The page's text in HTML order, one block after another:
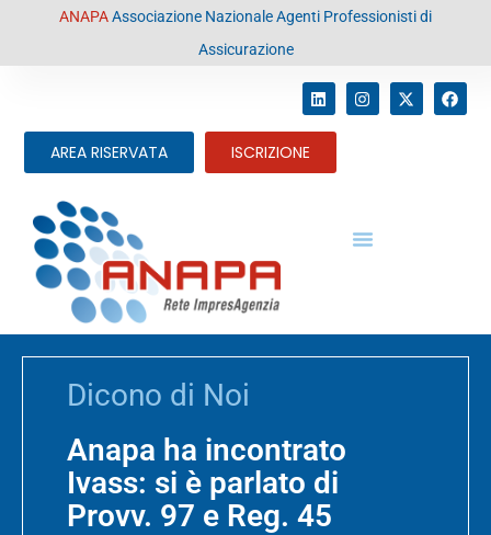
contenutoANAPAAssociazione Nazionale Agenti Professionisti di
Assicurazione
AREA RISERVATA ISCRIZIONE
Dicono di Noi
Anapa ha incontrato
Ivass: si è parlato di
Provv. 97 e Reg. 45